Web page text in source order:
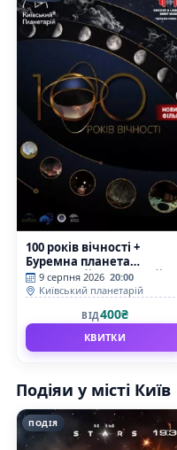
100 років вічності +
Буремна планета
(Київський планетарій)
9 серпня 2026 20:00
Київський планетарій
ВІД400₴
КВИТКИ
Подіяи у місті Київ
ПОДІЯ